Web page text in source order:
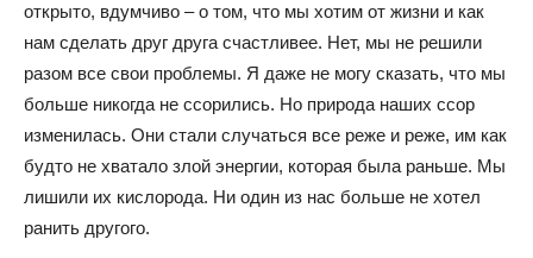
открыто, вдумчиво – о том, что мы хотим от жизни и как
нам сделать друг друга счастливее. Нет, мы не решили
разом все свои проблемы. Я даже не могу сказать, что мы
больше никогда не ссорились. Но природа наших ссор
изменилась. Они стали случаться все реже и реже, им как
будто не хватало злой энергии, которая была раньше. Мы
лишили их кислорода. Ни один из нас больше не хотел
ранить другого.